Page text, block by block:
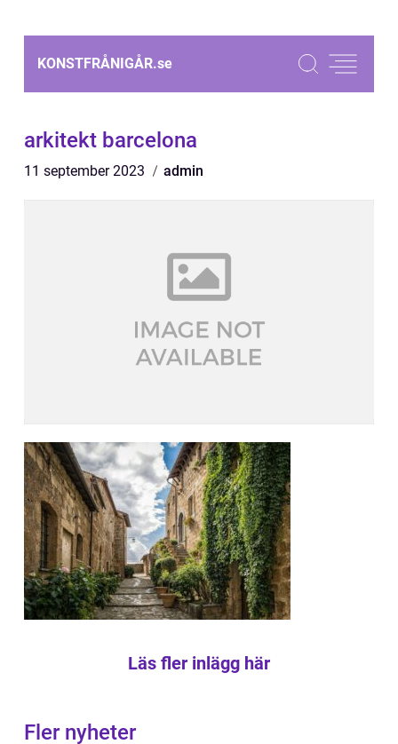
KONSTFRÅNIGÅR.se
arkitekt barcelona
11 september 2023 admin
Läs fler inlägg här
Fler nyheter